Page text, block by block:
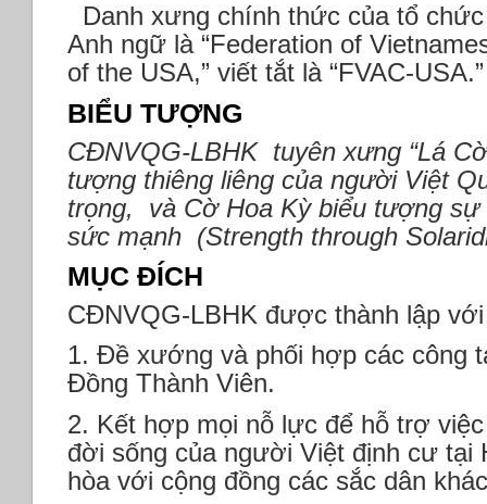
Danh xưng chính thức của tổ
Anh ngữ là “Federation of
of the USA,” viết tắt là “FVAC-USA.”
BIỂU TƯỢNG
CĐNVQG-LBHK tuyên xưng “Lá
tượng thiêng liêng của người Việt
trọng, và Cờ Hoa Kỳ biểu tượng sự
sức mạnh (Strength through
MỤC ĐÍCH
CĐNVQG-LBHK được thành lập
1. Đề xướng và phối hợp các công
Ðồng Thành Viên.
2. Kết hợp mọi nỗ lực để hỗ trợ
đời sống của người Việt định cư tại
hòa với cộng đồng các sắc dân